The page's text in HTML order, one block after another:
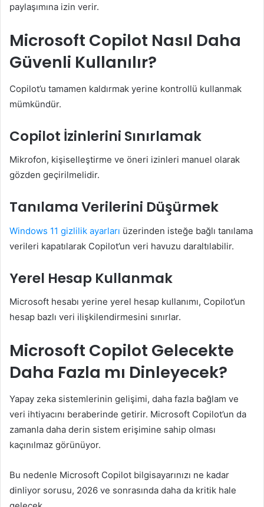
paylaşımına izin verir.
Microsoft Copilot Nasıl Daha
Güvenli Kullanılır?
Copilot’u tamamen kaldırmak yerine kontrollü kullanmak
mümkündür.
Copilot İzinlerini Sınırlamak
Mikrofon, kişiselleştirme ve öneri izinleri manuel olarak
gözden geçirilmelidir.
Tanılama Verilerini Düşürmek
Windows 11 gizlilik ayarları üzerinden isteğe bağlı tanılama
verileri kapatılarak Copilot’un veri havuzu daraltılabilir.
Yerel Hesap Kullanmak
Microsoft hesabı yerine yerel hesap kullanımı, Copilot’un
hesap bazlı veri ilişkilendirmesini sınırlar.
Microsoft Copilot Gelecekte
Daha Fazla mı Dinleyecek?
Yapay zeka sistemlerinin gelişimi, daha fazla bağlam ve
veri ihtiyacını beraberinde getirir. Microsoft Copilot’un da
zamanla daha derin sistem erişimine sahip olması
kaçınılmaz görünüyor.
Bu nedenle Microsoft Copilot bilgisayarınızı ne kadar
dinliyor sorusu, 2026 ve sonrasında daha da kritik hale